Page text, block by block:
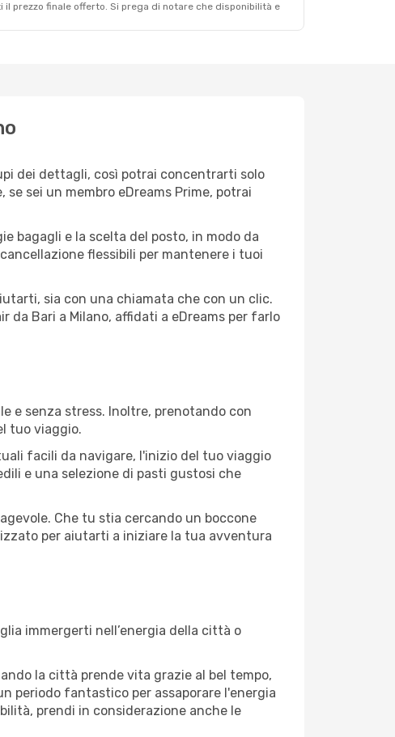
​​prezzo finale offerto. Si prega di notare che disponibilità e
dei dettagli, così potrai concentrarti solo
sei un membro eDreams Prime, potrai
bagagli e la scelta del posto, in modo da
flessibili per mantenere i tuoi
sia con una chiamata che con un clic.
da Bari a Milano, affidati a eDreams per farlo
e senza stress. Inoltre, prenotando con
tuo viaggio.
facili da navigare, l'inizio del tuo viaggio
e una selezione di pasti gustosi che
Che tu stia cercando un boccone
per aiutarti a iniziare la tua avventura
immergerti nell’energia della città o
la città prende vita grazie al bel tempo,
periodo fantastico per assaporare l'energia
prendi in considerazione anche le